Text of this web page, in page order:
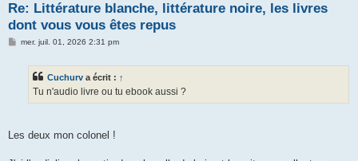
Re: Littérature blanche, littérature noire, les livres
dont vous vous êtes repus
Mmer. juil. 01, 2026 2:31 pm
Cuchurv a écrit : ↑
Tu n'audio livre ou tu ebook aussi ?
Les deux mon colonel !